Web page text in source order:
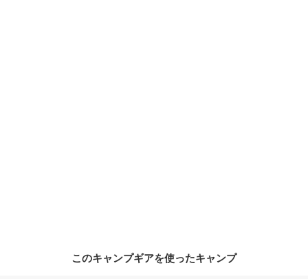
このキャンプギアを使ったキャンプ